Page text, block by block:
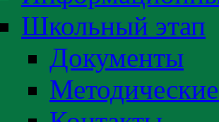
Школьный этап
Документы